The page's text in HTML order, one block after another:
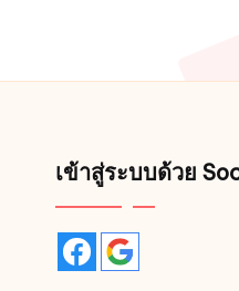
เข้าสู่ระบบด้วย